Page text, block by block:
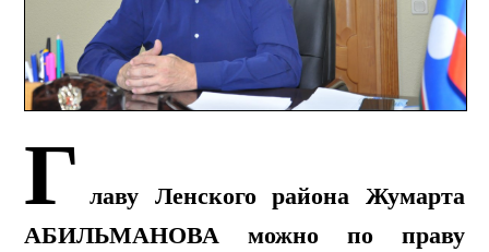
Г лаву Ленского района Жумарта
АБИЛЬМАНОВА можно по праву